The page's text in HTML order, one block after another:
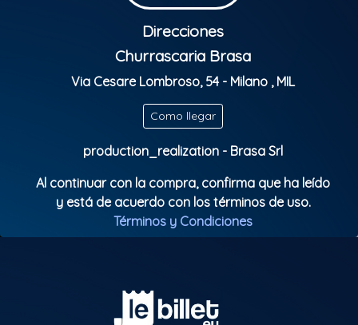
Direcciones
Churrascaria Brasa
Via Cesare Lombroso, 54 - Milano , MIL
Como llegar
production_realization - Brasa Srl
Al continuar con la compra, confirma que ha leído
y está de acuerdo con los términos de uso.
Términos y Condiciones